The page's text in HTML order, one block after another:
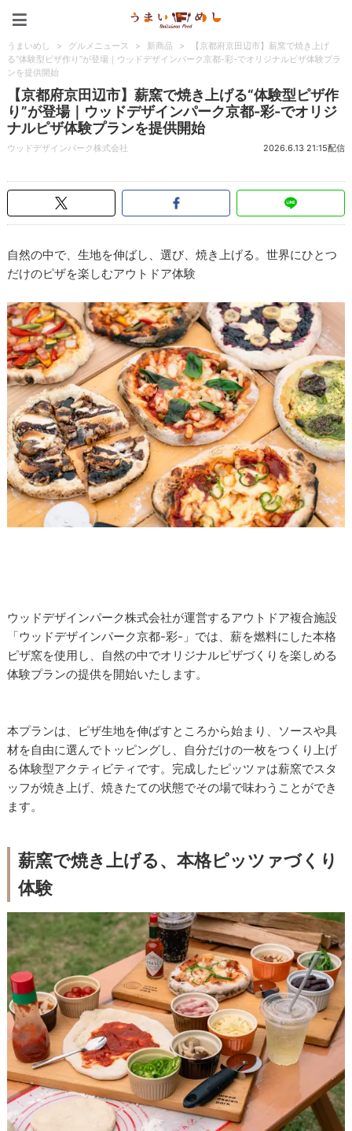
うまいめし > グルメニュース > 新商品 >
【京都府京田辺市】薪窯で焼き上げ
る“体験型ピザ作り”が登場｜ウッドデザインパーク京都-彩-でオリジナルピザ体験プラ
ンを提供開始
【京都府京田辺市】薪窯で焼き上げる“体験型ピザ作
り”が登場｜ウッドデザインパーク京都-彩-でオリジ
ナルピザ体験プランを提供開始
ウッドデザインパーク株式会社 2026.6.13 21:15配信
自然の中で、生地を伸ばし、選び、焼き上げる。世界にひとつ
だけのピザを楽しむアウトドア体験
ウッドデザインパーク株式会社が運営するアウトドア複合施設
「ウッドデザインパーク京都-彩-」では、薪を燃料にした本格
ピザ窯を使用し、自然の中でオリジナルピザづくりを楽しめる
体験プランの提供を開始いたします。
本プランは、ピザ生地を伸ばすところから始まり、ソースや具
材を自由に選んでトッピングし、自分だけの一枚をつくり上げ
る体験型アクティビティです。完成したピッツァは薪窯でスタ
ッフが焼き上げ、焼きたての状態でその場で味わうことができ
ます。
薪窯で焼き上げる、本格ピッツァづくり
体験